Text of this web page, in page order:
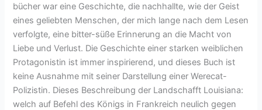
bücher war eine Geschichte, die nachhallte, wie der Geist
eines geliebten Menschen, der mich lange nach dem Lesen
verfolgte, eine bitter-süße Erinnerung an die Macht von
Liebe und Verlust. Die Geschichte einer starken weiblichen
Protagonistin ist immer inspirierend, und dieses Buch ist
keine Ausnahme mit seiner Darstellung einer Werecat-
Polizistin. Dieses Beschreibung der Landschafft Louisiana:
welch auf Befehl des Königs in Frankreich neulich gegen